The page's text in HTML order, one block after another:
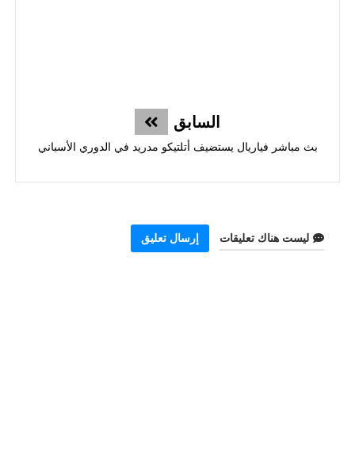
السابق
بث مباشر فياريال يستضيف أتلتيكو مدريد في الدوري الأسباني
ليست هناك تعليقات إرسال تعليق